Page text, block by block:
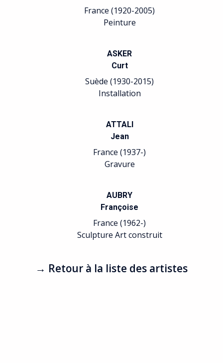
France (1920-2005)
Peinture
ASKER
Curt
Suède (1930-2015)
Installation
ATTALI
Jean
France (1937-)
Gravure
AUBRY
Françoise
France (1962-)
Sculpture Art construit